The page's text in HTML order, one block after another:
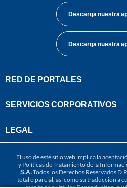
Descarga nuestra
Descarga nuestra
RED DE PORTALES
SERVICIOS CORPORATIVOS
LEGAL
El uso de este sitio web implica la
y Políticas de Tratamiento de la
S.A.Todos los Derechos Reservados
total o parcial, así como su traducción a